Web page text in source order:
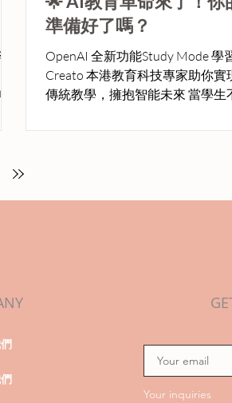
空」獎項，充分肯定其服務品質
望為每位旅客帶來更細心、貼心
Creato 為教育機構與企業提供度
和
安
準備好了嗎？
OpenAI 全新功能Study Mode 學
Creato 本港教育科技專家助你實現 突
傳統教學，擁抱智能未來 當學生不再害怕
堂從沉悶的背誦變成激烈的科學
Your inquiries